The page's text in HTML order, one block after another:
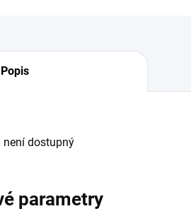
Popis
není dostupný
parametry